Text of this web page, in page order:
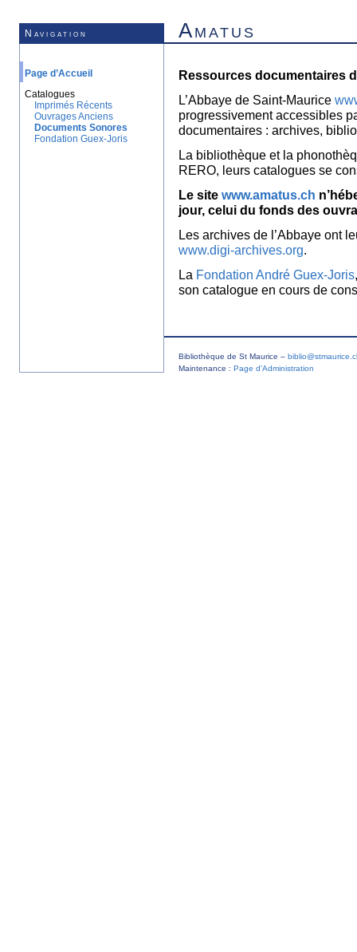
Navigation Amatus
Page d’Accueil
Catalogues
Imprimés Récents
Ouvrages Anciens
Documents Sonores
Fondation Guex-Joris
Ressources documentaires
L’Abbaye de Saint-Maurice
progressivement accessibles
documentaires : archives,
La bibliothèque et la
RERO, leurs catalogues se
Le site www.amatus.ch
jour, celui du fonds des
Les archives de l’Abbaye ont
www.digi-archives.org.
La Fondation André Guex-Joris
son catalogue en cours de
Bibliothèque de St Maurice –
Maintenance : Page d’Administration